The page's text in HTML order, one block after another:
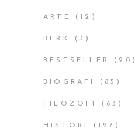
ARTE (12)
BERK (3)
BESTSELLER (20)
BIOGRAFI (85)
FILOZOFI (63)
HISTORI (127)